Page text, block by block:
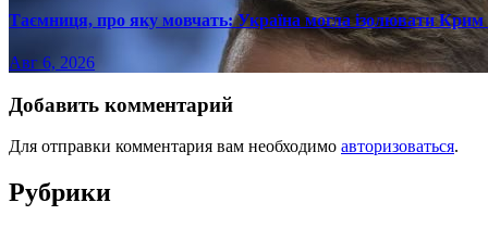
Таємниця, про яку мовчать: Україна могла ізолювати
Авг 6, 2026
Добавить комментарий
Для отправки комментария вам необходимо авторизоваться.
Рубрики